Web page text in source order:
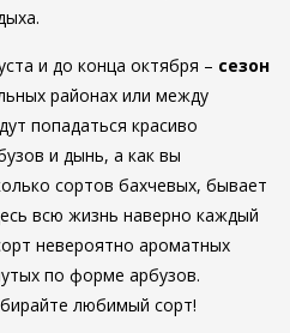
и до конца октября – сезон
районах или между
попадаться красиво
и дынь, а как вы
сортов бахчевых, бывает
всю жизнь наверно каждый
невероятно ароматных
по форме арбузов.
любимый сорт!